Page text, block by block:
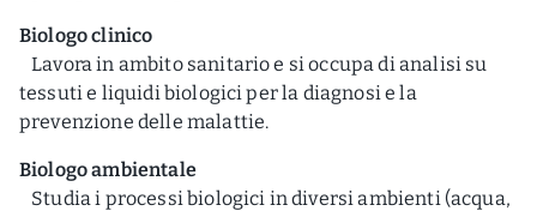
Biologo clinico
Lavora in ambito sanitario e si occupa di analisi su
tessuti e liquidi biologici per la diagnosi e la
prevenzione delle malattie.
Biologo ambientale
Studia i processi biologici in diversi ambienti (acqua,